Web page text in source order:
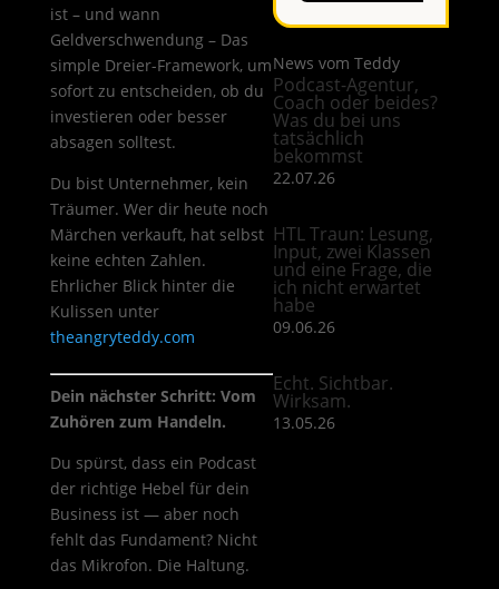
ist – und wann
Geldverschwendung – Das
simple Dreier-Framework, um
sofort zu entscheiden, ob du
investieren oder besser
absagen solltest.
Du bist Unternehmer, kein
Träumer. Wer dir heute noch
Märchen verkauft, hat selbst
keine echten Zahlen.
Ehrlicher Blick hinter die
Kulissen unter
theangryteddy.com
Dein nächster Schritt: Vom
Zuhören zum Handeln.
Du spürst, dass ein Podcast
der richtige Hebel für dein
Business ist — aber noch
fehlt das Fundament? Nicht
das Mikrofon. Die Haltung.
News vom Teddy
Podcast-Agentur,
Coach oder beides?
Was du bei uns
tatsächlich
bekommst
22.07.26
HTL Traun: Lesung,
Input, zwei Klassen
und eine Frage, die
ich nicht erwartet
habe
09.06.26
Echt. Sichtbar.
Wirksam.
13.05.26